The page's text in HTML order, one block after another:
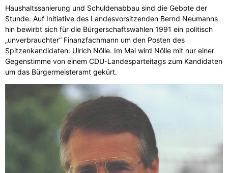
Haushaltssanierung und Schuldenabbau sind die Gebote der
Stunde. Auf Initiative des Landesvorsitzenden Bernd Neumanns
hin bewirbt sich für die Bürgerschaftswahlen 1991 ein politisch
„unverbrauchter“ Finanzfachmann um den Posten des
Spitzenkandidaten: Ulrich Nölle. Im Mai wird Nölle mit nur einer
Gegenstimme von einem CDU-Landesparteitags zum Kandidaten
um das Bürgermeisteramt gekürt.